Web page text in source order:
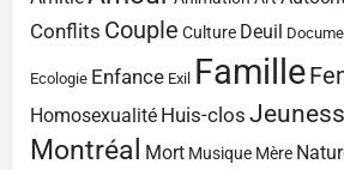
Conflits Couple Culture Deuil
Ecologie Enfance Exil Famille
Homosexualité Huis-clos
Montréal Mort Musique Mère